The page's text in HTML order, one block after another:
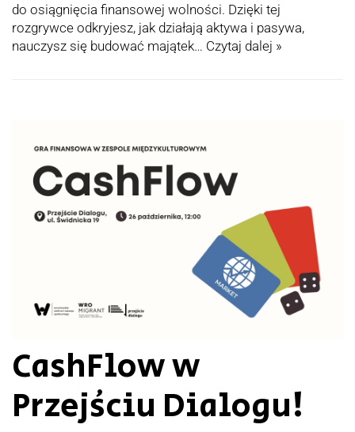
do osiągnięcia finansowej wolności. Dzięki tej
rozgrywce odkryjesz, jak działają aktywa i pasywa,
nauczysz się budować majątek… Czytaj dalej »
CashFlow w
Przejściu Dialogu!